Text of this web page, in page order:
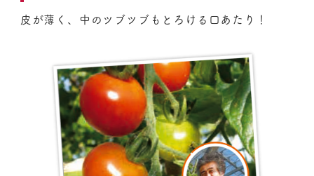
皮が薄く、中のツブツブもとろける口あたり！